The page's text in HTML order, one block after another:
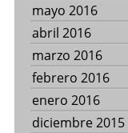
mayo 2016
abril 2016
marzo 2016
febrero 2016
enero 2016
diciembre 2015